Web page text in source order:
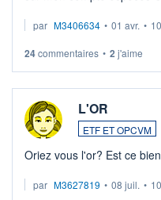
par M3406634 • 01 avr. •
24commentaires • 2 j'aime
L'OR
ETF ET OPCVM
Oriez vous l'or? Est ce
par M3627819 • 08 juil. •